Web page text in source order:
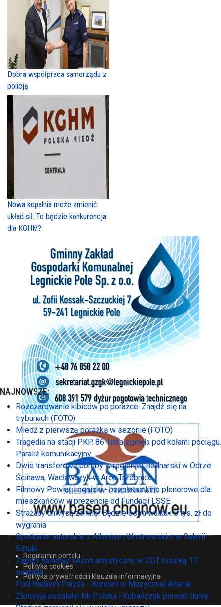
Dobra współpraca samorządu z
policją
Nowa kopalnia może zmienić
układ sił. To będzie konkurencja
dla KGHM?
Regulamin portalu
Polityka cookies
Polityka prywatności i klauzula informacyjna
NAJNOWSZE:
Rozczarowanie kibiców po porażce. Znajdź się na
trybunach (FOTO)
Miedź z pierwszą porażką w sezonie (FOTO)
Tragedia na stacji PKP. 86-latka zginęła pod kołami pociągu.
Paraliż komunikacyjny
Dwie transferowe bomby w regionie! Bednarski w Odrze
Ścinawa, Wacławczyk w Arce Trzebnice
Filmowy Powiat Legnicki - bezpłatne kino plenerowe dla
mieszkańców w prezencie od Fundacji LSSE
Strażacy chwycą za linę! Będzie ostra walka i 5 tys. zł do
wygrania
Spotkanie autorskie z Albertem Wrotnowskim w Galerii
Sztuki
Zapisy na nowy sezon artystyczny w CDT ruszają 17
sierpnia
Pod Niebem Paryża - Koncert w Muzycznej Altanie
Złotoryja oszalała! Mr Polska i Kubańczyk porwali tłumy.